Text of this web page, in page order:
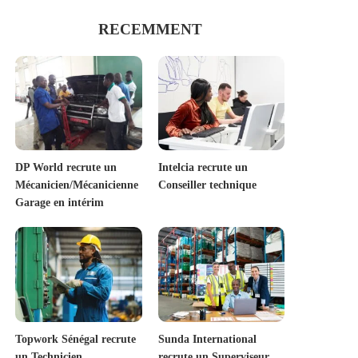
RECEMMENT
DP World recrute un
Mécanicien/Mécanicienne
Garage en intérim
Intelcia recrute un
Conseiller technique
Topwork Sénégal recrute
Sunda International